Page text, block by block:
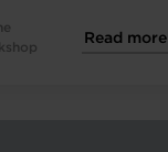
Read more